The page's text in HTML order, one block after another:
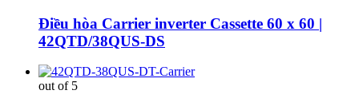
Điều hòa Carrier inverter Cassette 60 x 60 |
42QTD/38QUS-DS
out of 5